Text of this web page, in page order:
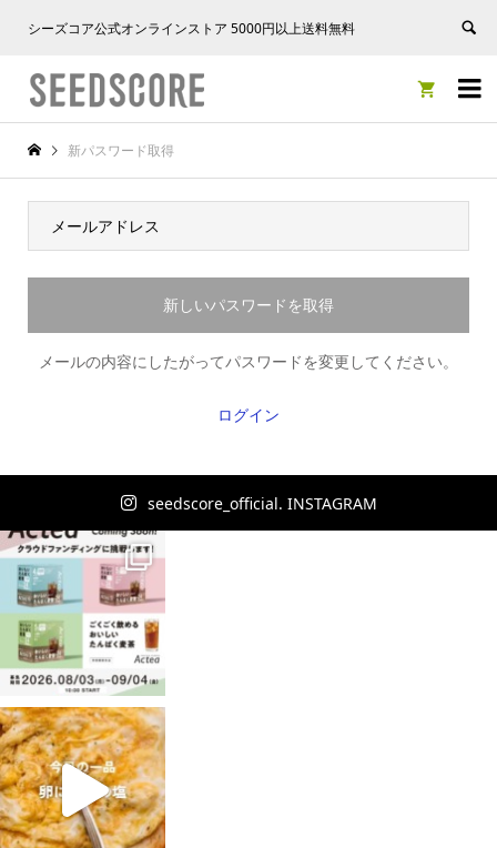
シーズコア公式オンラインストア 5000円以上送料無料


新パスワード取得
メールの内容にしたがってパスワードを変更してください。
ログイン
seedscore_official. INSTAGRAM